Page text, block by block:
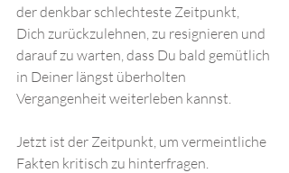
der denkbar schlechteste Zeitpunkt,
Dich zurückzulehnen, zu resignieren und
darauf zu warten, dass Du bald gemütlich
in Deiner längst überholten
Vergangenheit weiterleben kannst.
Jetzt ist der Zeitpunkt, um vermeintliche
Fakten kritisch zu hinterfragen.